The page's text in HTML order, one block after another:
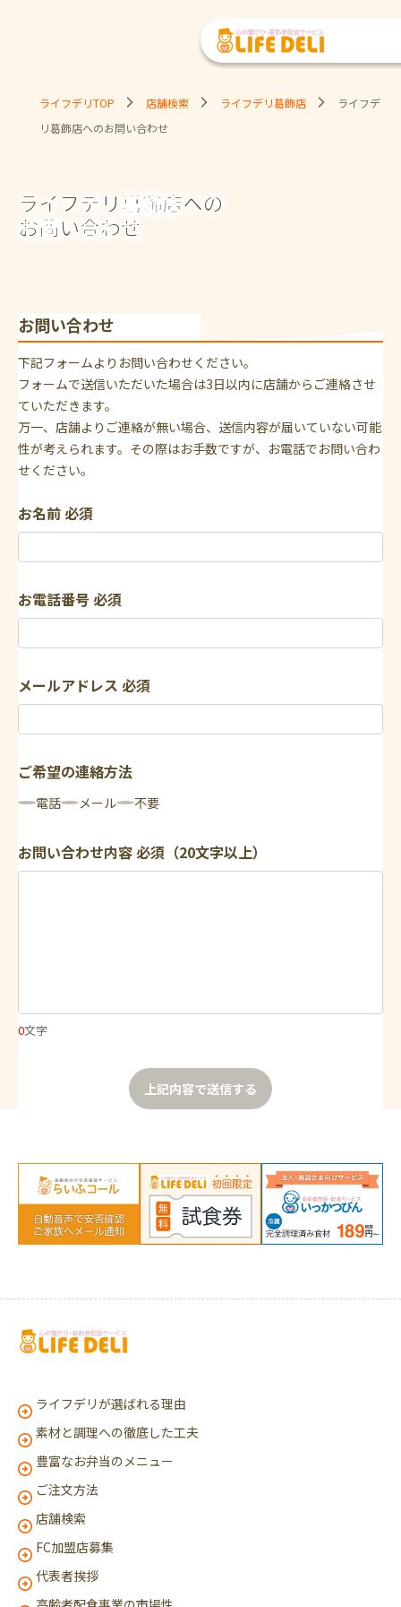
ライフデリTOP 店舗検索 ライフデリ葛飾店
ライフデ
リ葛飾店へのお問い合わせ
ライフデリ葛飾店への
お問い合わせ
お問い合わせ
下記フォームよりお問い合わせください。
フォームで送信いただいた場合は3日以内に店舗からご連絡させ
ていただきます。
万一、店舗よりご連絡が無い場合、送信内容が届いていない可能
性が考えられます。その際はお手数ですが、お電話でお問い合わ
せください。
お名前必須
お電話番号必須
メールアドレス 必須
ご希望の連絡方法
電話 メール 不要
お問い合わせ内容必須（20文字以上）
0文字
上記内容で送信する
ライフデリが選ばれる理由
素材と調理への徹底した工夫
豊富なお弁当のメニュー
ご注文方法
店舗検索
FC加盟店募集
代表者挨拶